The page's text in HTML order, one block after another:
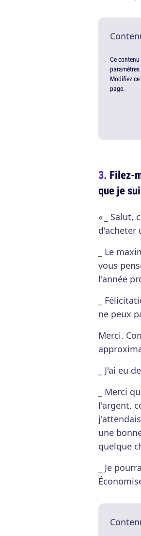
Ce
Modifiez
page.
Filez-
que je
« _ Salut,
d'acheter
_ Le
vous
l'année
_
ne peux
Merci.
_ J'ai eu
_ Merci
l'argent,
une
quelque
_ Je